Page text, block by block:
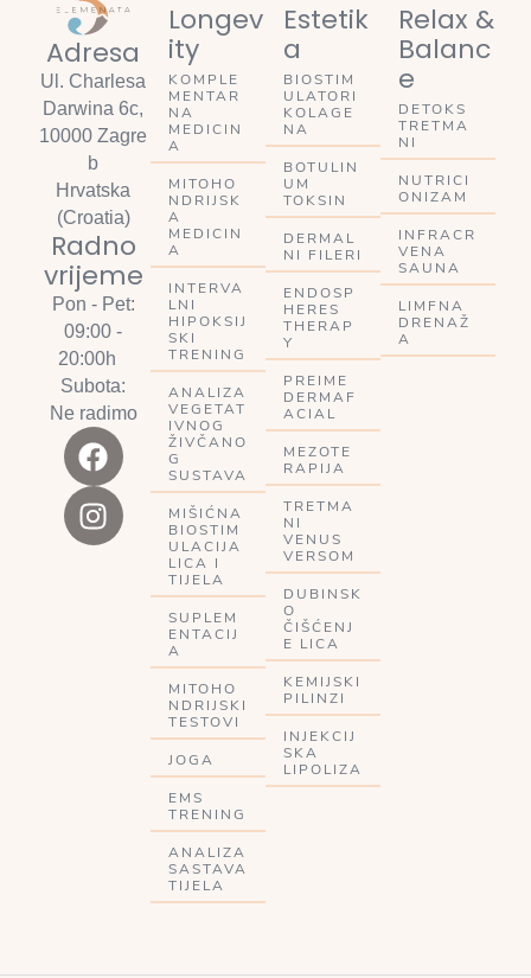
Adresa
Ul. Charlesa
Darwina 6c,
10000 Zagre
b
Hrvatska
(Croatia)
Radno
vrijeme
Pon - Pet:
09:00 -
20:00h
Subota:
Ne radimo
Longev
ity
KOMPLE
MENTAR
NA
MEDICIN
A
MITOHO
NDRIJSK
A
MEDICIN
A
INTERVA
LNI
HIPOKSIJ
SKI
TRENING
ANALIZA
VEGETAT
IVNOG
ŽIVČANO
G
SUSTAVA
MIŠIĆNA
BIOSTIM
ULACIJA
LICA I
TIJELA
SUPLEM
ENTACIJ
A
MITOHO
NDRIJSKI
TESTOVI
JOGA
EMS
TRENING
ANALIZA
SASTAVA
TIJELA
Estetik
a
BIOSTIM
ULATORI
KOLAGE
NA
BOTULIN
UM
TOKSIN
DERMAL
NI FILERI
ENDOSP
HERES
THERAP
Y
PREIME
DERMAF
ACIAL
MEZOTE
RAPIJA
TRETMA
NI
VENUS
VERSOM
DUBINSK
O
ČIŠĆENJ
E LICA
KEMIJSKI
PILINZI
INJEKCIJ
SKA
LIPOLIZA
Relax &
Balanc
e
DETOKS
TRETMA
NI
NUTRICI
ONIZAM
INFRACR
VENA
SAUNA
LIMFNA
DRENAŽ
A